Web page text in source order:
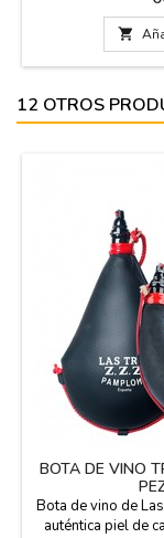
refrescos,
alta graduación.
Pamplona
de uso y

12 OTROS
BOTA DE VINO
Bota de vino de
auténtica piel de